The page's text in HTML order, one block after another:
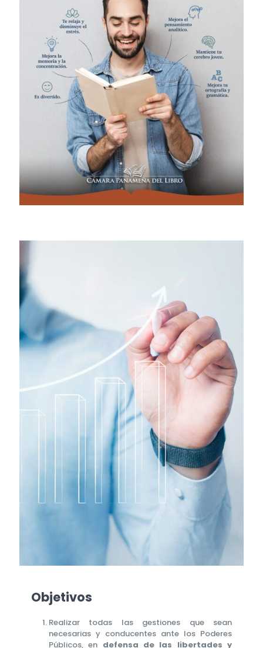
Objetivos
Realizar todas las gestiones que sean
necesarias y conducentes ante los Poderes
Públicos, en defensa de las libertades y